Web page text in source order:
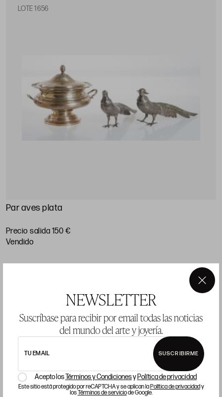
NEWSLETTER
Suscríbase para recibir por email todas las noticias
del mundo del arte y joyería.
TU EMAIL SUSCRIBIRME
Acepto losTérminos y Condicionesy Política de privacidad
Este sitio está protegido por reCAPTCHA y se aplican laPolítica de privacidady
losTérminos de serviciode Google.
×
LOTE 1656
Par aves plata
Precio salida 150 €
vendido